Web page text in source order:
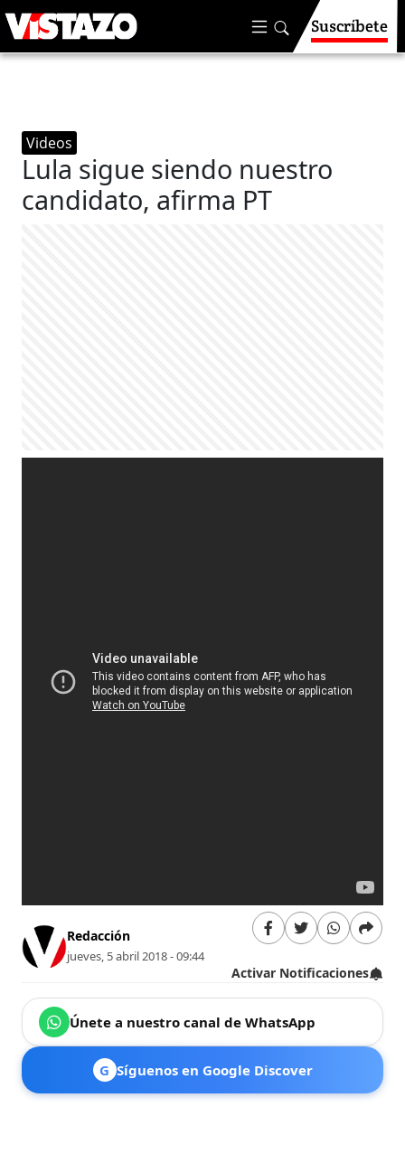
Suscríbete
Videos
Lula sigue siendo nuestro
candidato, afirma PT
Redacción
jueves, 5 abril 2018 - 09:44
Activar Notificaciones
Únete a nuestro canal de WhatsApp
G Síguenos en Google Discover